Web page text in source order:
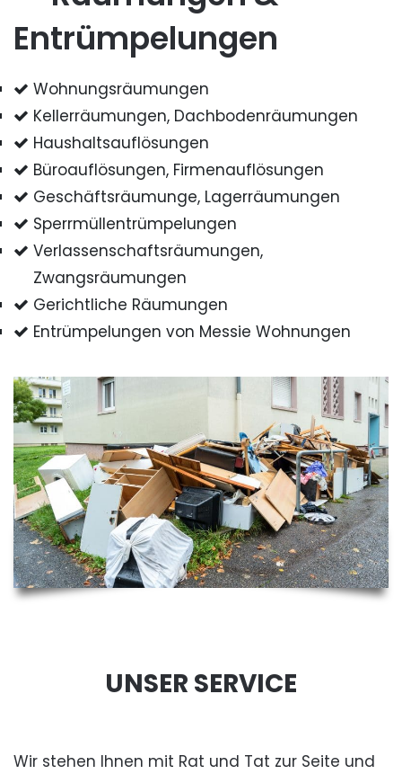
Entrümpelungen
Wohnungsräumungen
Kellerräumungen, Dachbodenräumungen
Haushaltsauflösungen
Büroauflösungen, Firmenauflösungen
Geschäftsräumunge, Lagerräumungen
Sperrmüllentrümpelungen
Verlassenschaftsräumungen,
Zwangsräumungen
Gerichtliche Räumungen
Entrümpelungen von Messie Wohnungen
UNSER SERVICE
Wir stehen Ihnen mit Rat und Tat zur Seite und